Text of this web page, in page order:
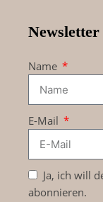
Newsletter
Name
E-Mail
Ja, ich will
abonnieren.